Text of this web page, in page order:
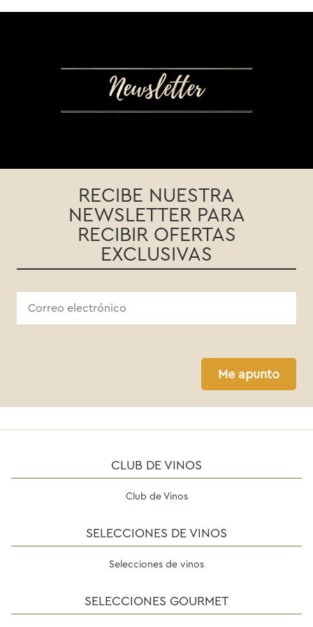
RECIBE NUESTRA
NEWSLETTER PARA
RECIBIR OFERTAS
EXCLUSIVAS
Me apunto
CLUB DE VINOS
Club de Vinos
SELECCIONES DE VINOS
Selecciones de vinos
SELECCIONES GOURMET